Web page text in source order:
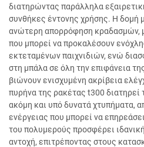
διατηρώντας παράλληλα
συνθήκες έντονης χρήσης. Η δομή
ανώτερη απορρόφηση κραδασμών,
που μπορεί να προκαλέσουν
εκτεταμένων παιχνιδιών, ενώ
στη μπάλα σε όλη την επιφάνεια
βιώνουν ενισχυμένη ακρίβεια
πυρήνα της ρακέτας t300 διατηρεί
ακόμη και υπό δυνατά χτυπήματα,
ενέργειας που μπορεί να
του πολυμερούς προσφέρει
αντοχή, επιτρέποντας στους